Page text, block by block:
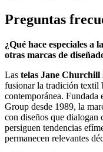
Preguntas
¿Qué hace especiales a
otras marcas de
Las telas Jane Churchill
fusionar la tradición textil
contemporánea.
Group desde 1989, la
con diseños que dialogan
persiguen tendencias
permanecen relevantes